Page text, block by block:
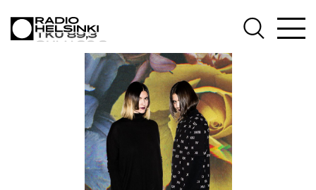
OHJELMAT
TEKIJÄT